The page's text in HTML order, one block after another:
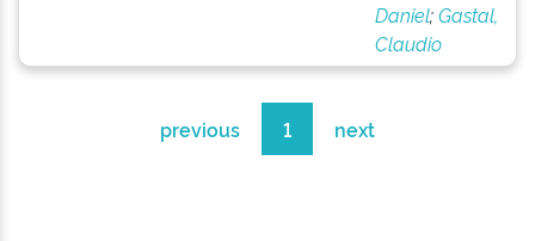
Daniel;Gastal,
Claudio
previous 1 next